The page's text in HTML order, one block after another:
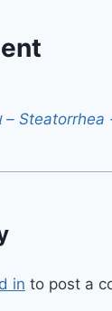
– Steatorrhea
in to post a